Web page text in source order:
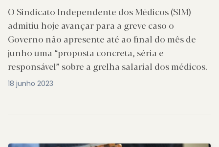
O Sindicato Independente dos Médicos (SIM)
admitiu hoje avançar para a greve caso o
Governo não apresente até ao final do mês de
junho uma “proposta concreta, séria e
responsável” sobre a grelha salarial dos médicos.
18 junho 2023